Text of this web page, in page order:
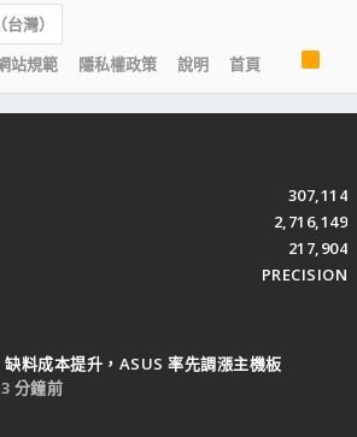
灣）
站規範 隱私權政策 說明 首頁
S
307,114
2,716,149
217,904
PRECISION
缺料成本提升，ASUS 率先調漲主機板
分鐘前